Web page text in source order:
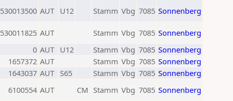
530013500 AUT U12 Stamm Vbg 7085 Sonnenberg
530011825 AUT Stamm Vbg 7085 Sonnenberg
0 AUT U12 Stamm Vbg 7085 Sonnenberg
1657372 AUT Stamm Vbg 7085 Sonnenberg
1643037 AUT S65 Stamm Vbg 7085 Sonnenberg
6100554 AUT CM Stamm Vbg 7085 Sonnenberg